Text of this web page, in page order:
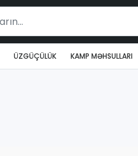
ÜZGÜÇÜLÜK KAMP MƏHSULLARI